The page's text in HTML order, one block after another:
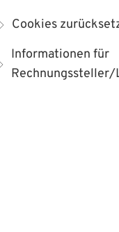
Uhr
Cookies
Informationen für